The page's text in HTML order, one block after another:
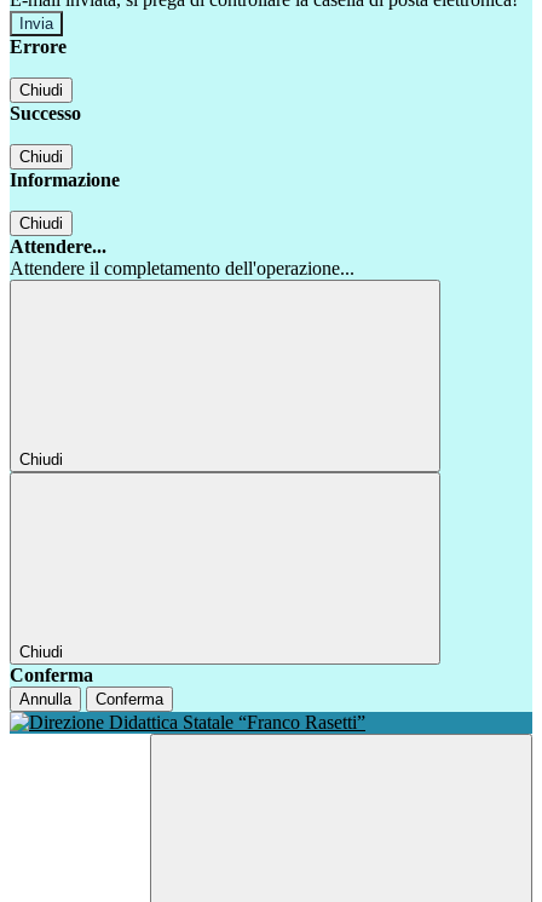
Errore
Chiudi
Successo
Chiudi
Informazione
Chiudi
Attendere...
Attendere il completamento dell'operazione...
Chiudi
Chiudi
Conferma
Annulla Conferma